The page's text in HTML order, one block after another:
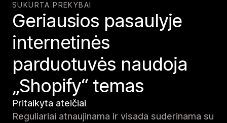
SUKURTA PREKYBAI
Geriausios pasaulyje
internetinės
parduotuvės naudoja
„Shopify“ temas
Pritaikyta ateičiai
Reguliariai atnaujinama ir visada suderinama su